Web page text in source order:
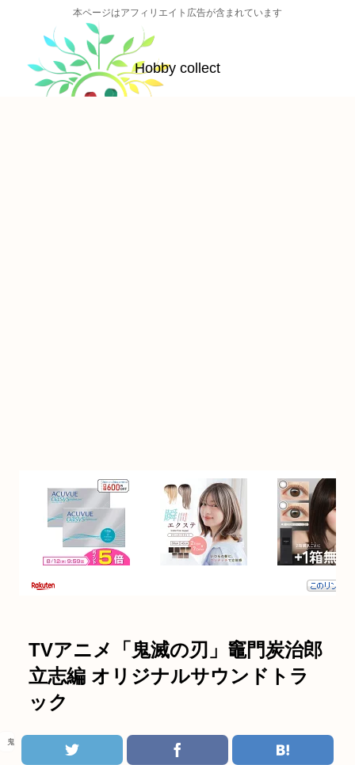
本ページはアフィリエイト広告が含まれています
Hobby collect
TVアニメ「鬼滅の刃」竈門炭治郎
立志編 オリジナルサウンドトラ
ック
鬼滅の刃